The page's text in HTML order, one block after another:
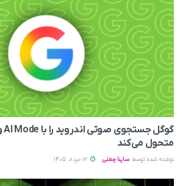
متحول می‌کند
نوشته شده توسط ساینا چمنی